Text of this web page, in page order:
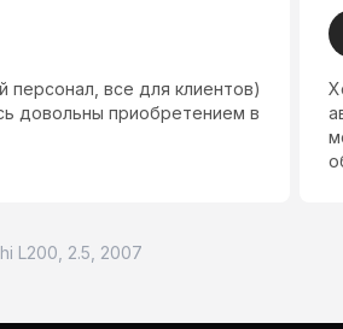
все для клиентов)
довольны приобретением в
L200, 2.5, 2007